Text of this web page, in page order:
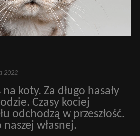
2022
koty. Za długo hasały
Czasy kociej
odchodzą w przeszłość.
własnej.